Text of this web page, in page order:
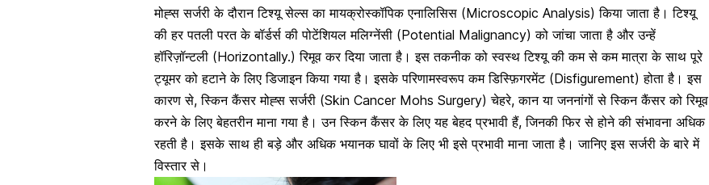
मोह्स सर्जरी के दौरान टिश्यू सेल्स का मायक्रोस्कॉपिक एनालिसिस (Microscopic Analysis) किया जाता है। टिश्यू
की हर पतली परत के बॉर्डर्स की पोटेंशियल मलिग्नेंसी (Potential Malignancy) को जांचा जाता है और उन्हें
हॉरिज़ॉन्टली (Horizontally.) रिमूव कर दिया जाता है। इसतकनीक को स्वस्थ टिश्यू की कम से कममात्रा के साथ पूरे
ट्यूमर को हटाने के लिए डिजाइन किया गया है। इसके परिणामस्वरूप कम डिस्फ़िगरमेंट (Disfigurement) होता है। इस
कारण से, स्किन कैंसर मोह्स सर्जरी (Skin Cancer Mohs Surgery) चेहरे, कान या जननांगों से स्किन कैंसर को रिमूव
करने के लिए बेहतरीन माना गया है। उन स्किन कैंसर के लिए यह बेहद प्रभावी हैं, जिनकी फिर से होने की संभावना अधिक
रहती है। इसके साथ ही बड़े और अधिक भयानकघावों के लिए भी इसे प्रभावी माना जाता है । जानिए इस सर्जरी के बारे में
विस्तार से।